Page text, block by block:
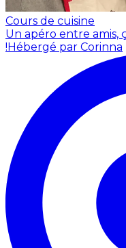
Cours de cuisine
Un apéro entre amis,
! Hébergé par Corinna